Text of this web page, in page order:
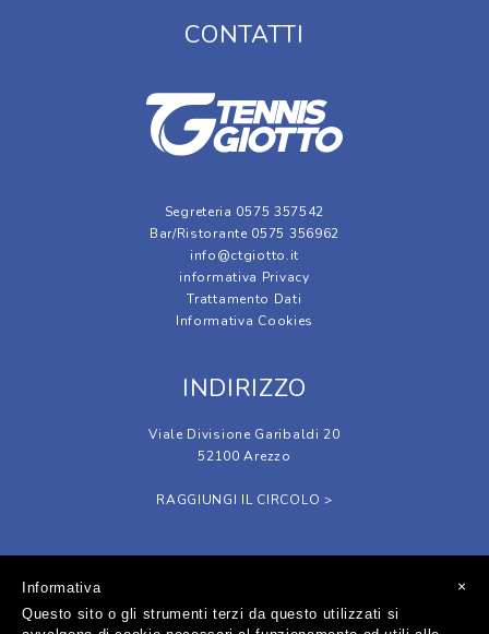
CONTATTI
Segreteria 0575 357542
Bar/Ristorante 0575 356962
info@ctgiotto.it
informativa Privacy
Trattamento Dati
Informativa Cookies
INDIRIZZO
Viale Divisione Garibaldi 20
52100 Arezzo
RAGGIUNGI IL CIRCOLO >
×
Informativa
Questo sito o gli strumenti terzi da questo utilizzati si